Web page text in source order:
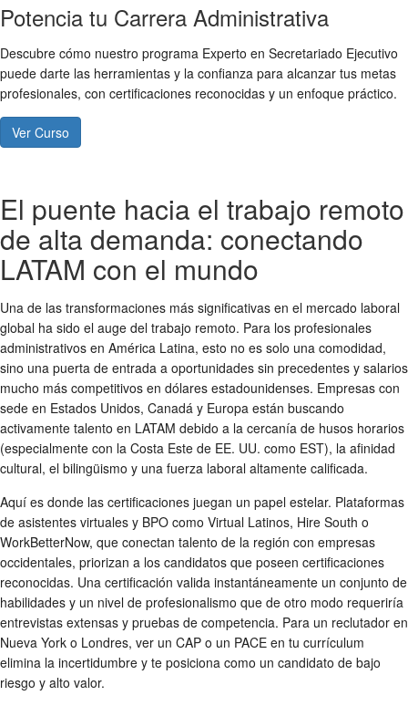
Potencia tu Carrera Administrativa
Descubre cómo nuestro programa Experto en Secretariado Ejecutivo
puede darte las herramientas y la confianza para alcanzar tus metas
profesionales, con certificaciones reconocidas y un enfoque práctico.
Ver Curso
El puente hacia el trabajo remoto
de alta demanda: conectando
LATAM con el mundo
Una de las transformaciones más significativas en el mercado laboral
global ha sido el auge del trabajo remoto. Para los profesionales
administrativos en América Latina, esto no es solo una comodidad,
sino una puerta de entrada a oportunidades sin precedentes y salarios
mucho más competitivos en dólares estadounidenses. Empresas con
sede en Estados Unidos, Canadá y Europa están buscando
activamente talento en LATAM debido a la cercanía de husos horarios
(especialmente con la Costa Este de EE. UU. como EST), la afinidad
cultural, el bilingüismo y una fuerza laboral altamente calificada.
Aquí es donde las certificaciones juegan un papel estelar. Plataformas
de asistentes virtuales y BPO como Virtual Latinos, Hire South o
WorkBetterNow, que conectan talento de la región con empresas
occidentales, priorizan a los candidatos que poseen certificaciones
reconocidas. Una certificación valida instantáneamente un conjunto de
habilidades y un nivel de profesionalismo que de otro modo requeriría
entrevistas extensas y pruebas de competencia. Para un reclutador en
Nueva York o Londres, ver un CAP o un PACE en tu currículum
elimina la incertidumbre y te posiciona como un candidato de bajo
riesgo y alto valor.